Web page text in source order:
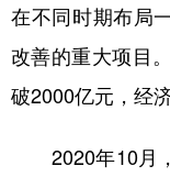
在不同时期布局
改善的重大项目
破2000亿元，经
2020年10月，